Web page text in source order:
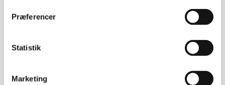
Præferencer
Statistik
Marketing